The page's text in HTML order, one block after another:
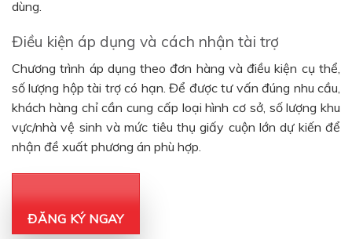
dùng.
Điều kiện áp dụng và cách nhận tài trợ
Chương trình áp dụng theo đơn hàng và điều kiện cụ thể,
số lượng hộp tài trợ có hạn. Để được tư vấn đúng nhu cầu,
khách hàng chỉ cần cung cấp loại hình cơ sở, số lượng khu
vực/nhà vệ sinh và mức tiêu thụ giấy cuộn lớn dự kiến để
nhận đề xuất phương án phù hợp.
ĐĂNG KÝ NGAY